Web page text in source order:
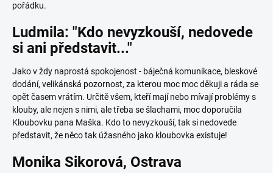
pořádku.
Ludmila: "Kdo nevyzkouší, nedovede
si ani představit..."
Jako v ždy naprostá spokojenost - báječná komunikace, bleskové
dodání, velikánská pozornost, za kterou moc moc děkuji a ráda se
opět časem vrátím. Určitě všem, kteří mají nebo mívají problémy s
klouby, ale nejen s nimi, ale třeba se šlachami, moc doporučila
Kloubovku pana Maška. Kdo to nevyzkouší, tak si nedovede
představit, že něco tak úžasného jako kloubovka existuje!
Monika Sikorová, Ostrava